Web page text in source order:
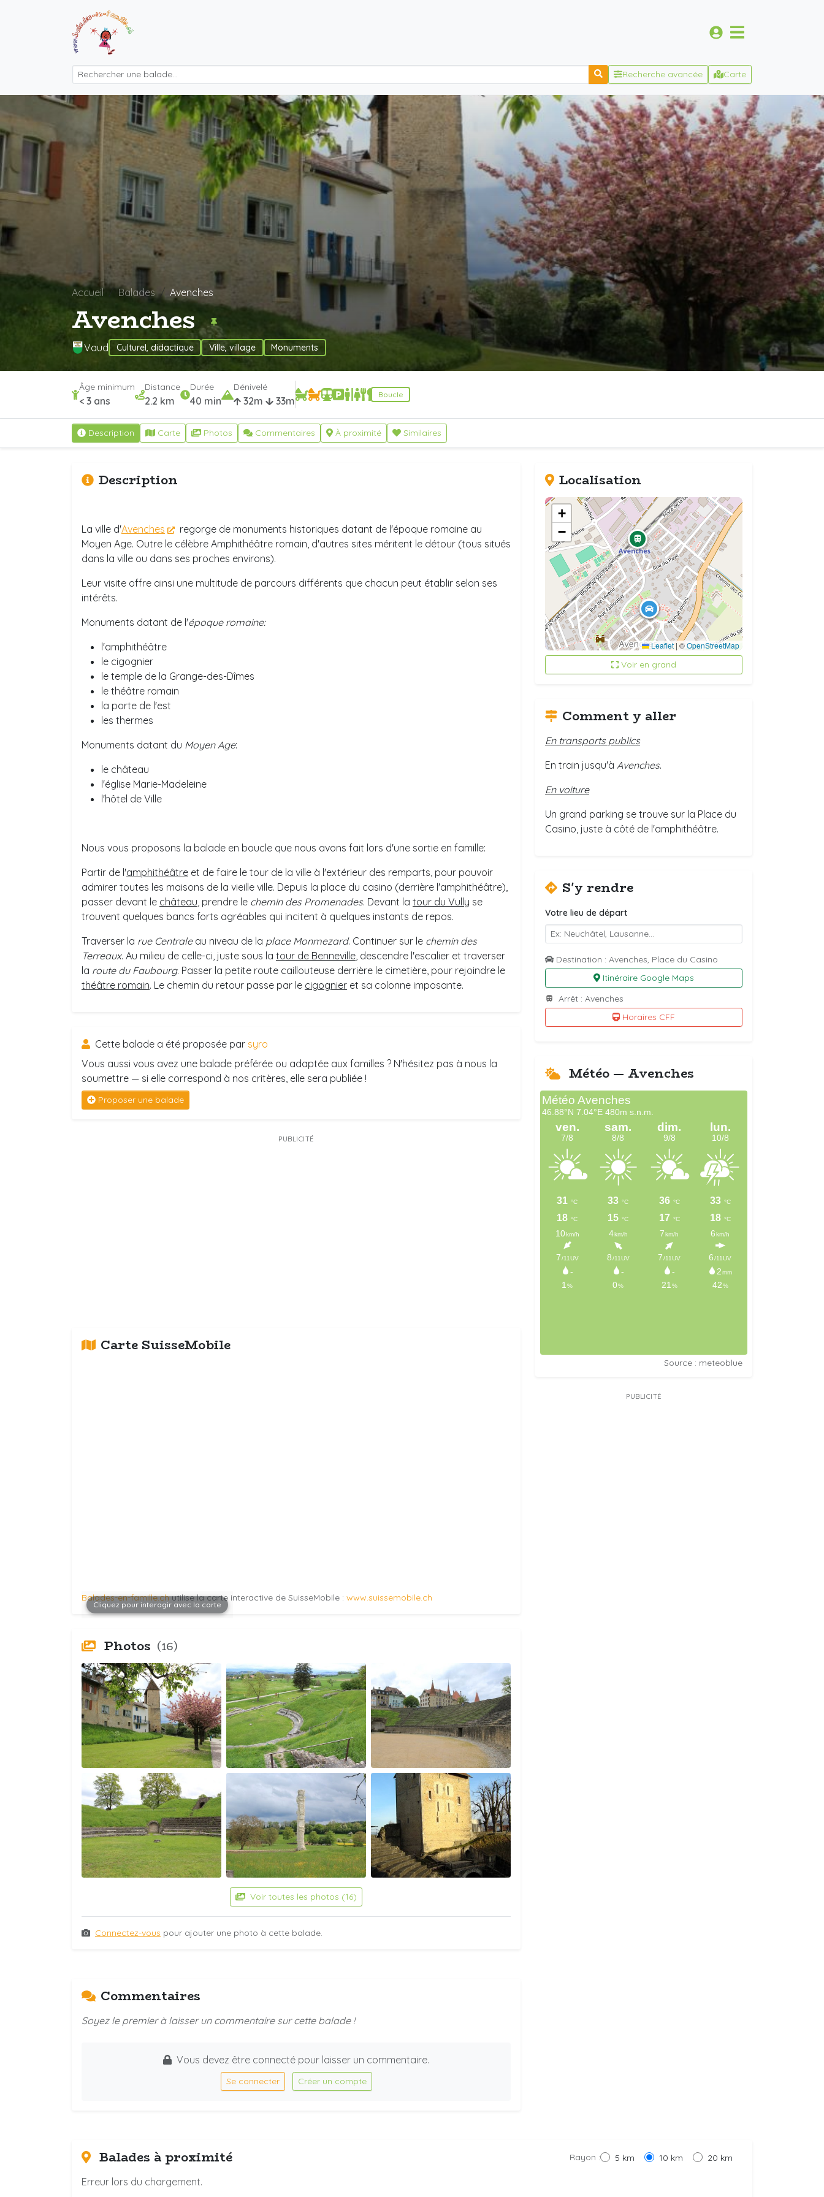
Recherche avancée Carte
Accueil Balades Avenches
Avenches
Vaud Culturel, didactique Ville, village Monuments
Âge minimum
< 3 ans
Distance
2.2 km
Durée
40 min
Dénivelé
32m 33m
Boucle
Description Carte Photos Commentaires À proximité Similaires
Description
La ville d'Avenches
regorge de monuments historiques datant de l'époque romaine au
Moyen Age. Outre le célèbre Amphithéâtre romain, d'autres sites méritent le détour (tous situés
dans la ville ou dans ses proches environs).
Leur visite offre ainsi une multitude de parcours différents que chacun peut établir selon ses
intérêts.
Monuments datant de l'époque romaine:
l'amphithéâtre
le cigognier
le temple de la Grange-des-Dîmes
le théâtre romain
la porte de l'est
les thermes
Monuments datant du Moyen Age:
le château
l'église Marie-Madeleine
l'hôtel de Ville
Nous vous proposons la balade en boucle que nous avons fait lors d'une sortie en famille:
Partir de l'amphithéâtre et de faire le tour de la ville à l'extérieur des remparts, pour pouvoir
admirer toutes les maisons de la vieille ville. Depuis la place du casino (derrière l'amphithéâtre),
passer devant le château, prendre le chemin des Promenades. Devant la tour du Vully se
trouvent quelques bancs forts agréables qui incitent à quelques instants de repos.
Traverser la rue Centraleau niveau de la place Monmezard. Continuer sur le chemin des
Terreaux. Au milieu de celle-ci, juste sous la tour de Benneville, descendre l'escalier et traverser
la route du Faubourg. Passer la petite route caillouteuse derrière le cimetière, pour rejoindre le
théâtre romain. Le chemin du retour passe par le cigognier et sa colonne imposante.
Cette balade a été proposée par syro
Vous aussi vous avez une balade préférée ou adaptée aux familles ? N'hésitez pas à nous la
soumettre — si elle correspond à nos critères, elle sera publiée !
Proposer une balade
PUBLICITÉ
Carte SuisseMobile
Cliquez pour interagir avec la carte
Balades-en-famille.chutilise la carte interactive de SuisseMobile : www.suissemobile.ch
Photos (16)
Voir toutes les photos (16)
Connectez-vous pour ajouter une photo à cette balade.
Localisation
+
−
Leaflet | ©OpenStreetMap
Voir en grand
Comment y aller
En transports publics
En train jusqu'à Avenches.
En voiture
Un grand parking se trouve sur la Place du
Casino, juste à côté de l'amphithéâtre.
S'y rendre
Votre lieu de départ
Destination : Avenches, Place du Casino
Itinéraire Google Maps
Arrêt : Avenches
Horaires CFF
Météo — Avenches
Source : meteoblue
PUBLICITÉ
Commentaires
Soyez le premier à laisser un commentaire sur cette balade !
Vous devez être connecté pour laisser un commentaire.
Se connecter Créer un compte
Balades à proximité Rayon : 5 km 10 km 20 km
Erreur lors du chargement.